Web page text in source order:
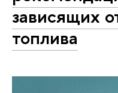
зависящих
топлива